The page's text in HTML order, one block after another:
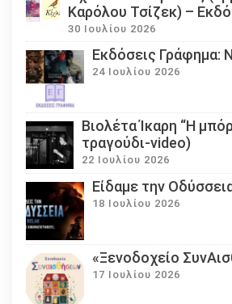
Καρόλου Τσίζεκ) –
30 Ιουλίου 2026
Εκδόσεις Γράφημα:
24 Ιουλίου 2026
Βιολέτα Ίκαρη “Η
τραγούδι-video)
22 Ιουλίου 2026
Eίδαμε την
18 Ιουλίου 2026
«Ξενοδοχείο
17 Ιουλίου 2026